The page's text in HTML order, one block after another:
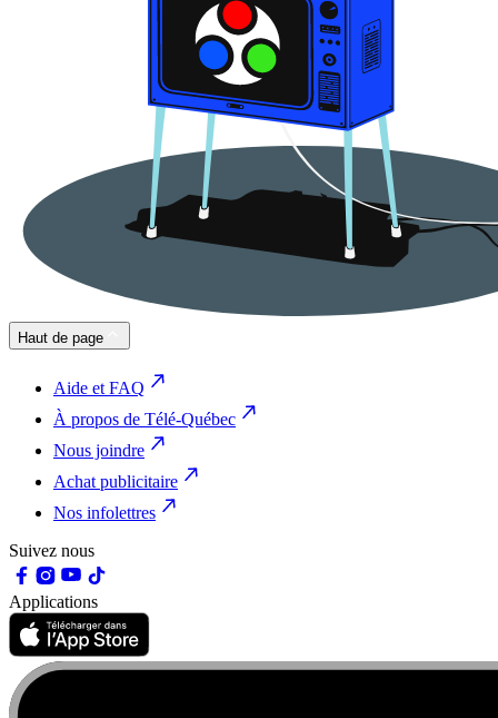
Haut de page
Aide et FAQ
À propos de Télé-Québec
Nous joindre
Achat publicitaire
Nos infolettres
Suivez nous
Applications